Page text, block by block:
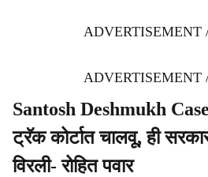
ADVERTISEMENT
ADVERTISEMENT
Santosh Deshmukh
ट्रॅक कोर्टात चालवू, ही
विरली- रोहित पवार